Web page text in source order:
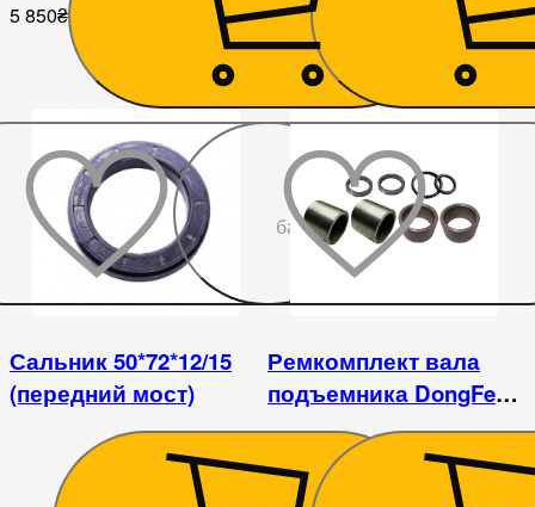
5 850₴ 158₴
До
бажаного
Сальник 50*72*12/15
(передний мост)
Ремкомплект вала
подъемника DongFeng
244/304